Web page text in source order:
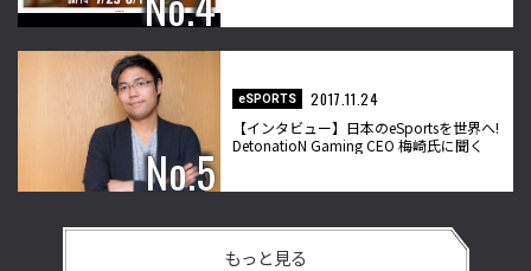
eSPORTS
2017.11.24
【インタビュー】日本のeSportsを世界へ!
DetonatioN Gaming CEO 梅崎氏に聞く
もっと見る